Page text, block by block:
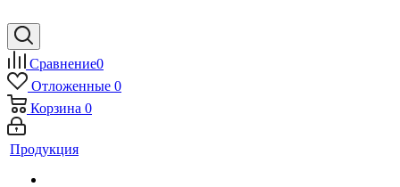
Сравнение0
Отложенные 0
Корзина 0
Продукция